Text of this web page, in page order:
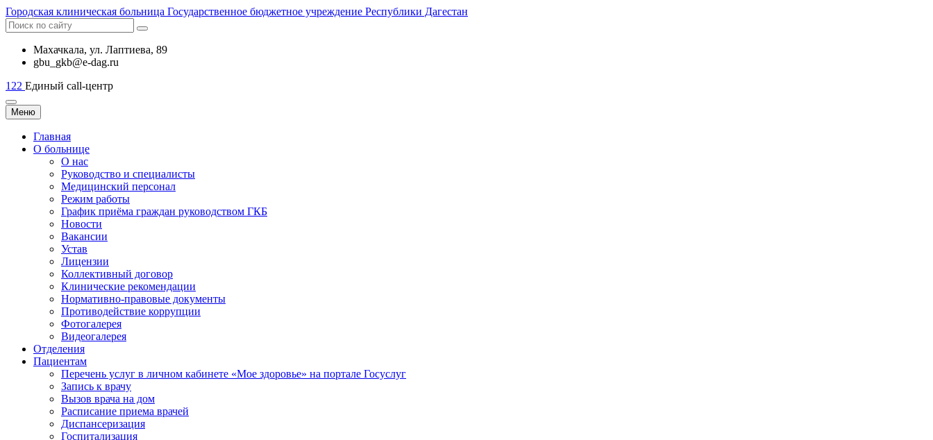
Городская клиническая больница Государственное бюджетное учреждение Республики Дагестан
Махачкала, ​ул. Лаптиева, 89
gbu_gkb@e-dag.ru
122 Единый call-центр
Меню
Главная
О больнице
О нас
Руководство и специалисты
Медицинский персонал
Режим работы
График приёма граждан руководством ГКБ
Новости
Вакансии
Устав
Лицензии
Коллективный договор
Клинические рекомендации
Нормативно-правовые документы
Противодействие коррупции
Фотогалерея
Видеогалерея
Отделения
Пациентам
Перечень услуг в личном кабинете «Мое здоровье» на портале Госуслуг
Запись к врачу
Вызов врача на дом
Расписание приема врачей
Диспансеризация
Госпитализация